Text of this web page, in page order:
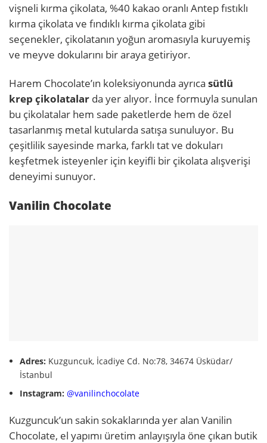
vişneli kırma çikolata, %40 kakao oranlı Antep fıstıklı
kırma çikolata ve fındıklı kırma çikolata gibi
seçenekler, çikolatanın yoğun aromasıyla kuruyemiş
ve meyve dokularını bir araya getiriyor.
Harem Chocolate’ın koleksiyonunda ayrıca sütlü
krep çikolatalar da yer alıyor. İnce formuyla sunulan
bu çikolatalar hem sade paketlerde hem de özel
tasarlanmış metal kutularda satışa sunuluyor. Bu
çeşitlilik sayesinde marka, farklı tat ve dokuları
keşfetmek isteyenler için keyifli bir çikolata alışverişi
deneyimi sunuyor.
Vanilin Chocolate
Adres: Kuzguncuk, İcadiye Cd. No:78, 34674 Üsküdar/
İstanbul
Instagram:@vanilinchocolate
Kuzguncuk’un sakin sokaklarında yer alan Vanilin
Chocolate, el yapımı üretim anlayışıyla öne çıkan butik